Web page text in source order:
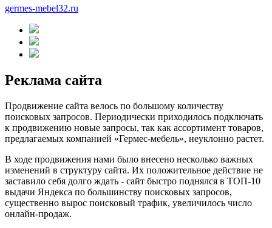
germes-mebel32.ru
Реклама сайта
Продвижение сайта велось по большому количеству
поисковых запросов. Периодически приходилось подключать
к продвижению новые запросы, так как ассортимент товаров,
предлагаемых компанией «Гермес-мебель», неуклонно растет.
В ходе продвижения нами было внесено несколько важных
изменений в структуру сайта. Их положительное действие не
заставило себя долго ждать - сайт быстро поднялся в ТОП-10
выдачи Яндекса по большинству поисковых запросов,
существенно вырос поисковый трафик, увеличилось число
онлайн-продаж.